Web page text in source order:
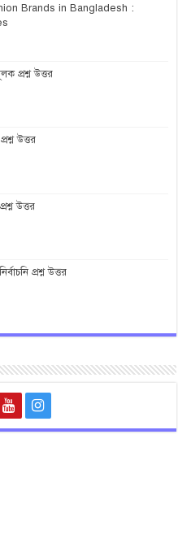
Brands in Bangladesh :
প্রশ্ন উত্তর
উত্তর
উত্তর
প্রশ্ন উত্তর